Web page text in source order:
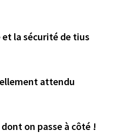
la sécurité de tius
attendu
on passe à côté !